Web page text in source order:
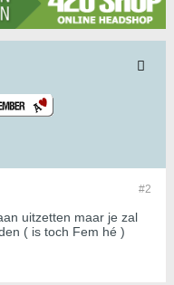
#2
uitzetten maar je zal
( is toch Fem hé )